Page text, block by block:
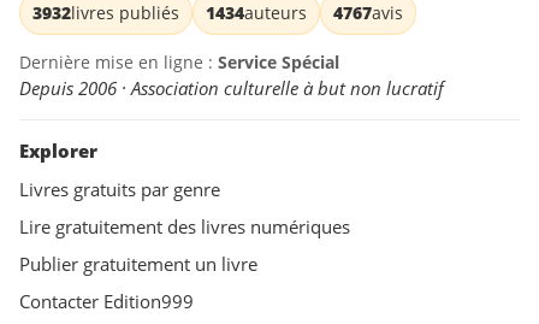
3932livres publiés 1434auteurs 4767avis
Dernière mise en ligne : Service Spécial
Depuis 2006 · Association culturelle à but non lucratif
Explorer
Livres gratuits par genre
Lire gratuitement des livres numériques
Publier gratuitement un livre
Contacter Edition999